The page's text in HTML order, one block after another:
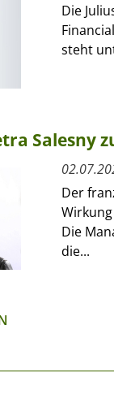
Die
steht
Salesny
Der
Die
die...